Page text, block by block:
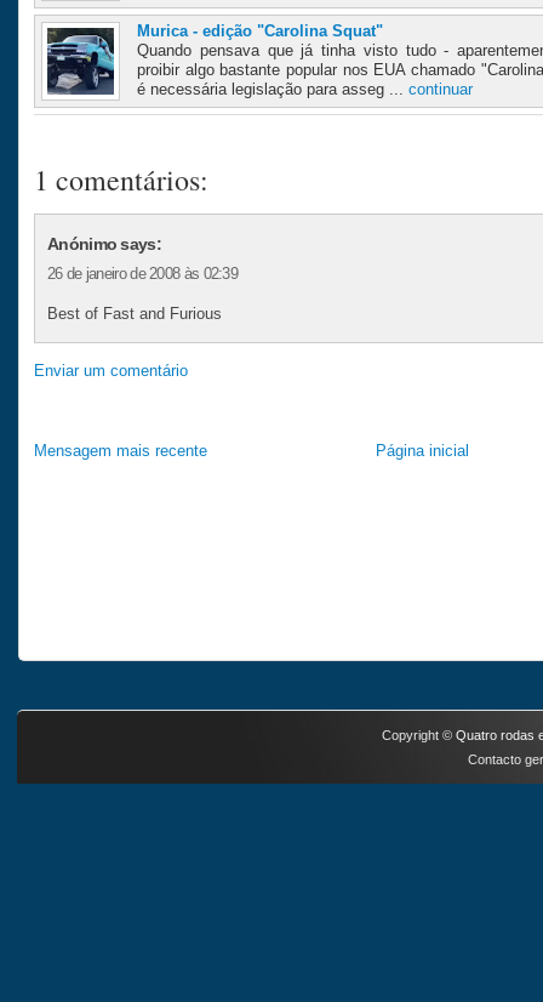
Murica - edição "Carolina Squat"
Quando pensava que já tinha visto tudo -
proibir algo bastante popular nos EUA chamado
é necessária legislação para asseg ... continuar
1 comentários:
Anónimo says:
26 de janeiro de 2008 às 02:39
Best of Fast and Furious
Enviar um comentário
Mensagem mais recente Página inicial
Copyright © Quatro rodas
Contacto